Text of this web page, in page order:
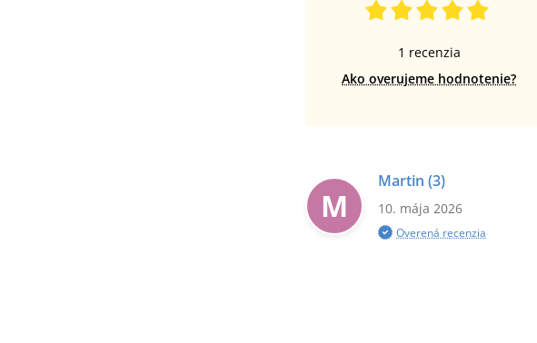
1 recenzia
Ako overujeme hodnotenie?
M
Martin (3)
10. mája 2026
Overená recenzia